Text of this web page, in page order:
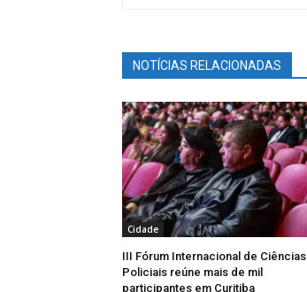
NOTÍCIAS RELACIONADAS
Cidade
III Fórum Internacional de Ciências
Policiais reúne mais de mil
participantes em Curitiba